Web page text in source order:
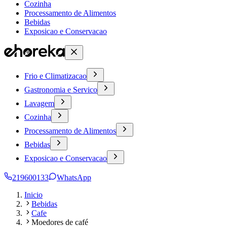
Cozinha
Processamento de Alimentos
Bebidas
Exposicao e Conservacao
Frio e Climatizacao
Gastronomia e Servico
Lavagem
Cozinha
Processamento de Alimentos
Bebidas
Exposicao e Conservacao
219600133
WhatsApp
Inicio
Bebidas
Cafe
Moedores de café